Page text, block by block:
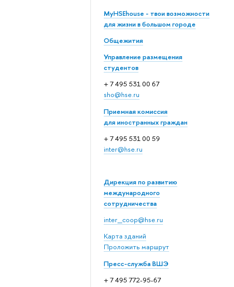
MyHSEhouse - твои возможности
для жизни в большом городе
Общежития
Управление размещения
студентов
+ 7 495 531 00 67
sho@hse.ru
Приемная комиссия
для иностранных граждан
+ 7 495 531 00 59
inter@hse.ru
Дирекция по развитию
международного
сотрудничества
inter_coop@hse.ru
Карта зданий
Проложить маршрут
Пресс-служба ВШЭ
+ 7 495 772-95-67